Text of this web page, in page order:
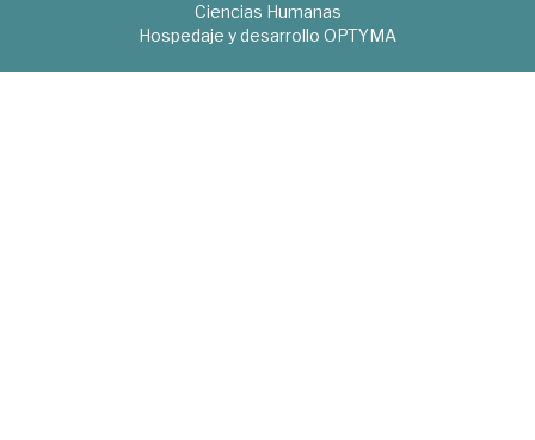
Ciencias Humanas
Hospedaje y desarrollo OPTYMA